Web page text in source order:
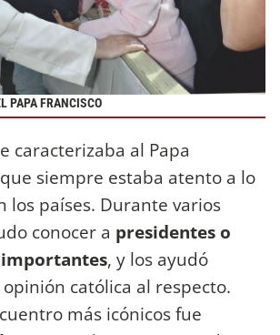
PAPA FRANCISCO
caracterizaba al Papa
siempre estaba atento a lo
los países. Durante varios
conocer a presidentes o
, y los ayudó
católica al respecto.
más icónicos fue